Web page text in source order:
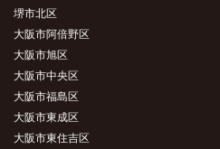
堺市北区
大阪市阿倍野区
大阪市旭区
大阪市中央区
大阪市福島区
大阪市東成区
大阪市東住吉区